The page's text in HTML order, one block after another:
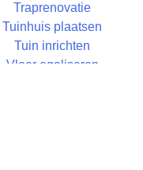
Traprenovatie
Tuinhuis plaatsen
Tuin inrichten
Vloer egaliseren